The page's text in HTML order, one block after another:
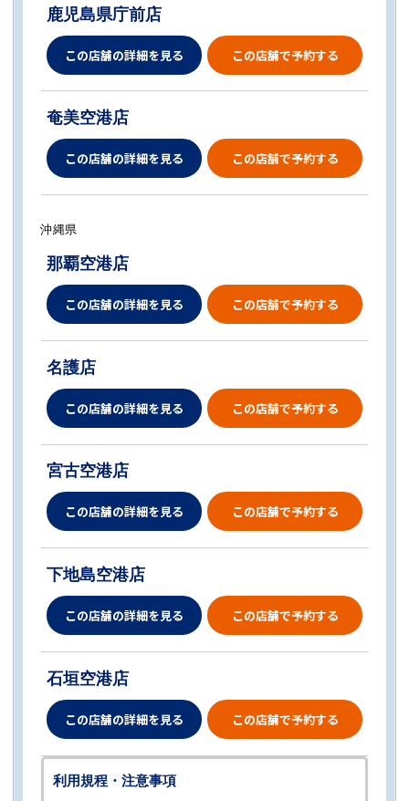
鹿児島県庁前店
この店舗の詳細を見る この店舗で予約する
奄美空港店
この店舗の詳細を見る この店舗で予約する
沖縄県
那覇空港店
この店舗の詳細を見る この店舗で予約する
名護店
この店舗の詳細を見る この店舗で予約する
宮古空港店
この店舗の詳細を見る この店舗で予約する
下地島空港店
この店舗の詳細を見る この店舗で予約する
石垣空港店
この店舗の詳細を見る この店舗で予約する
利用規程・注意事項